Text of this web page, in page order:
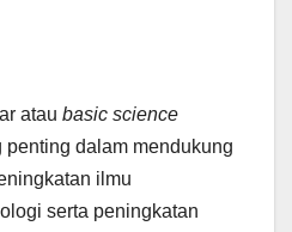
atau basic science
dalam mendukung
ilmu
serta peningkatan